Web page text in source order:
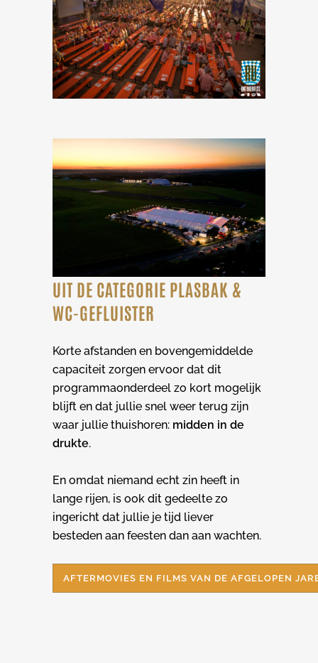
UIT DE CATEGORIE PLASBAK &
WC-GEFLUISTER
Korte afstanden en bovengemiddelde
capaciteit zorgen ervoor dat dit
programmaonderdeel zo kort mogelijk
blijft en dat jullie snel weer terug zijn
waar jullie thuishoren: midden in de
drukte.
En omdat niemand echt zin heeft in
lange rijen, is ook dit gedeelte zo
ingericht dat jullie je tijd liever
besteden aan feesten dan aan wachten.
AFTERMOVIES EN FILMS VAN DE AFGELOPEN